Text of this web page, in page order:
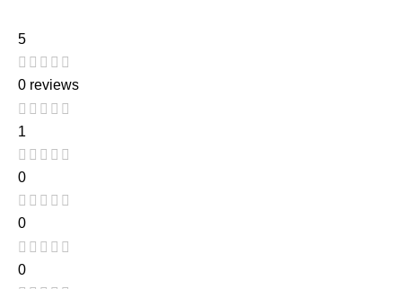
5
0 reviews
1
0
0
0